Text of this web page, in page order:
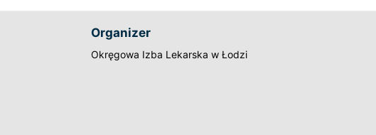
Organizer
Okręgowa Izba Lekarska w Łodzi